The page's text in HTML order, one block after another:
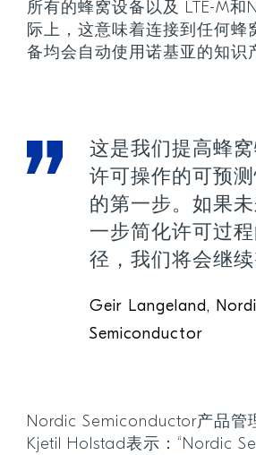
所有的蜂窝设备以及 LTE-M和
际上，这意味着连接到任何蜂
备均会自动使用诺基亚的知识
这是我们提高蜂
许可操作的可预
的第一步。如果
一步简化许可过
径，我们将会继续
Geir Langeland,
Semiconductor
Nordic Semiconductor产品管
Kjetil Holstad表示：“Nordic